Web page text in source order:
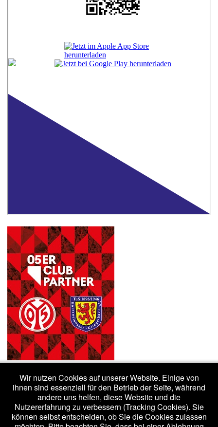
(c) 2020 - tuskk.de / Impressum/Datenschutzerklärung
Wir nutzen Cookies auf unserer Website. Einige von
ihnen sind essenziell für den Betrieb der Seite, während
andere uns helfen, diese Website und die
Nutzererfahrung zu verbessern (Tracking Cookies). Sie
können selbst entscheiden, ob Sie die Cookies zulassen